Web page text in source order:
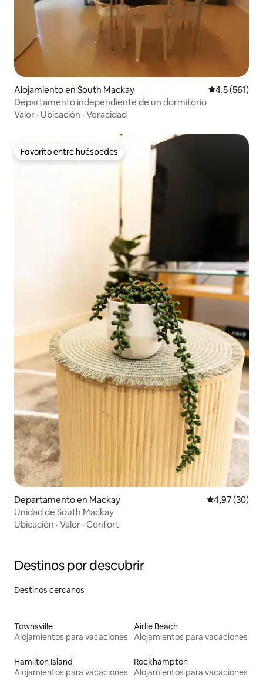
Alojamiento en South Mackay Calificación
4,5 (561)
Departamento independiente de un dormitorio
Valor · Ubicación · Veracidad
Favorito entre huéspedes
Favorito entre huéspedes
Departamento en Mackay Calificación
4,97 (30)
Unidad de South Mackay
Ubicación · Valor · Confort
Destinos por descubrir
Destinos cercanos
Townsville
Alojamientos para vacaciones
Airlie Beach
Alojamientos para vacaciones
Hamilton Island
Alojamientos para vacaciones
Rockhampton
Alojamientos para vacaciones